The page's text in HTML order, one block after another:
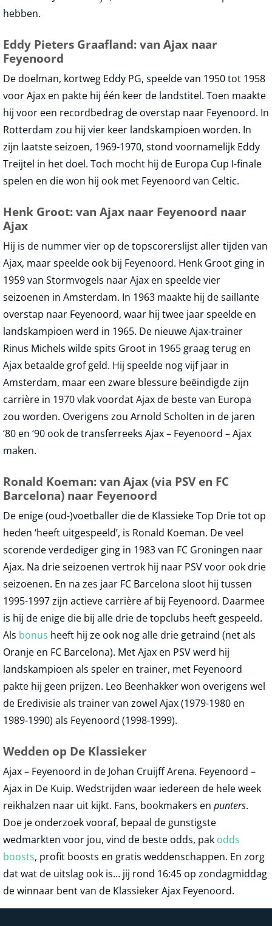
hebben.
Eddy Pieters Graafland: van Ajax naar
Feyenoord
De doelman, kortweg Eddy PG, speelde van 1950 tot 1958
voor Ajax en pakte hij één keer de landstitel. Toen maakte
hij voor een recordbedrag de overstap naar Feyenoord. In
Rotterdam zou hij vier keer landskampioen worden. In
zijn laatste seizoen, 1969-1970, stond voornamelijk Eddy
Treijtel in het doel. Toch mocht hij de Europa Cup I-finale
spelen en die won hij ook met Feyenoord van Celtic.
Henk Groot: van Ajax naar Feyenoord naar
Ajax
Hij is de nummer vier op de topscorerslijst aller tijden van
Ajax, maar speelde ook bij Feyenoord. Henk Groot ging in
1959 van Stormvogels naar Ajax en speelde vier
seizoenen in Amsterdam. In 1963 maakte hij de saillante
overstap naar Feyenoord, waar hij twee jaar speelde en
landskampioen werd in 1965. De nieuwe Ajax-trainer
Rinus Michels wilde spits Groot in 1965 graag terug en
Ajax betaalde grof geld. Hij speelde nog vijf jaar in
Amsterdam, maar een zware blessure beëindigde zijn
carrière in 1970 vlak voordat Ajax de beste van Europa
zou worden. Overigens zou Arnold Scholten in de jaren
‘80 en ‘90 ook de transferreeks Ajax – Feyenoord – Ajax
maken.
Ronald Koeman: van Ajax (via PSV en FC
Barcelona) naar Feyenoord
De enige (oud-)voetballer die de Klassieke Top Drie tot op
heden ‘heeft uitgespeeld’, is Ronald Koeman. De veel
scorende verdediger ging in 1983 van FC Groningen naar
Ajax. Na drie seizoenen vertrok hij naar PSV voor ook drie
seizoenen. En na zes jaar FC Barcelona sloot hij tussen
1995-1997 zijn actieve carrière af bij Feyenoord. Daarmee
is hij de enige die bij alle drie de topclubs heeft gespeeld.
Als bonus heeft hij ze ook nog alle drie getraind (net als
Oranje en FC Barcelona). Met Ajax en PSV werd hij
landskampioen als speler en trainer, met Feyenoord
pakte hij geen prijzen. Leo Beenhakker won overigens wel
de Eredivisie als trainer van zowel Ajax (1979-1980 en
1989-1990) als Feyenoord (1998-1999).
Wedden op De Klassieker
Ajax – Feyenoord in de Johan Cruijff Arena. Feyenoord –
Ajax in De Kuip. Wedstrijden waar iedereen de hele week
reikhalzen naar uit kijkt. Fans, bookmakers en punters.
Doe je onderzoek vooraf, bepaal de gunstigste
wedmarkten voor jou, vind de beste odds, pak odds
boosts, profit boosts en gratis weddenschappen. En zorg
dat wat de uitslag ook is… jij rond 16:45 op zondagmiddag
de winnaar bent van de Klassieker Ajax Feyenoord.